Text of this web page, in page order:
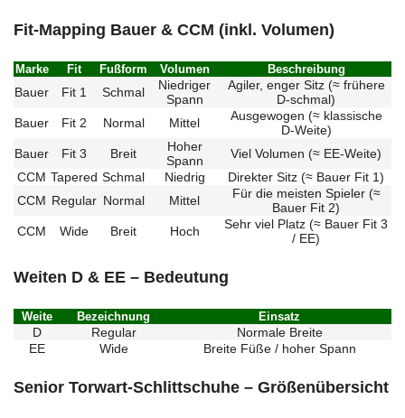
Fit-Mapping Bauer & CCM (inkl. Volumen)
Marke Fit Fußform Volumen Beschreibung
Bauer Fit 1 Schmal
Niedriger
Spann
Agiler, enger Sitz (≈ frühere
D‑schmal)
Bauer
Fit 2 Normal Mittel
Ausgewogen (≈ klassische
D‑Weite)
Bauer
Fit 3 Breit
Hoher
Spann
Viel Volumen (≈ EE‑Weite)
CCM Tapered Schmal Niedrig
Direkter Sitz (≈ Bauer Fit 1)
CCM Regular Normal Mittel
Für die meisten Spieler (≈
Bauer Fit 2)
CCM
Wide Breit Hoch
Sehr viel Platz (≈ Bauer Fit 3
/ EE)
Weiten D & EE – Bedeutung
Weite Bezeichnung Einsatz
D Regular
Normale Breite
EE
Wide Breite Füße / hoher Spann
Senior Torwart-Schlittschuhe – Größenübersicht